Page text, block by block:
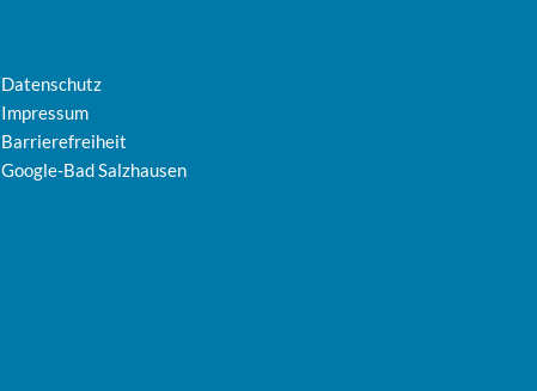
Datenschutz
Impressum
Barrierefreiheit
Google-Bad Salzhausen